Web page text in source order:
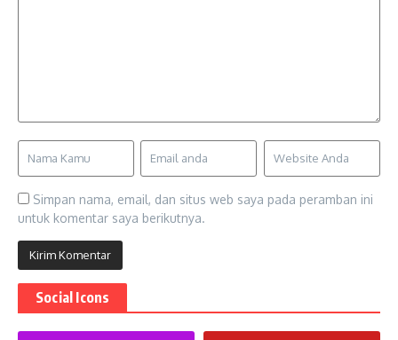
Simpan nama, email, dan situs web saya pada peramban ini
untuk komentar saya berikutnya.
Social Icons